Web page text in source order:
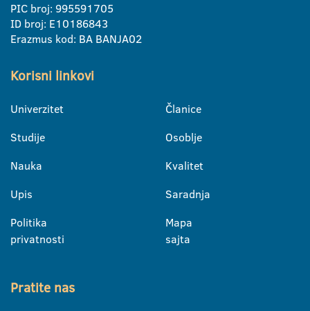
PIC broj: 995591705
ID broj: E10186843
Erazmus kod: BA BANJA02
Korisni linkovi
Univerzitet
Studije
Nauka
Upis
Politika
privatnosti
Članice
Osoblje
Kvalitet
Saradnja
Mapa
sajta
Pratite nas